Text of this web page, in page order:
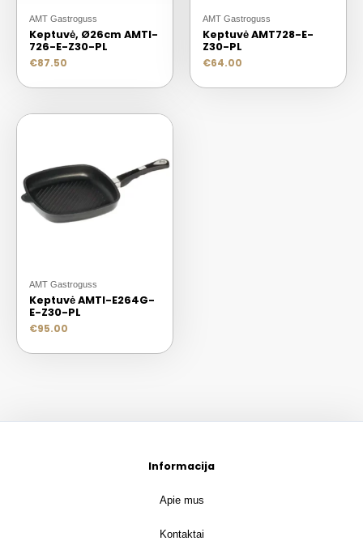
AMT Gastroguss
Keptuvė, Ø26cm AMTI-
726-E-Z30-PL
€87.50
AMT Gastroguss
Keptuvė AMT728-E-
Z30-PL
€64.00
AMT Gastroguss
Keptuvė AMTI-E264G-
E-Z30-PL
€95.00
Informacija
Apie mus
Kontaktai